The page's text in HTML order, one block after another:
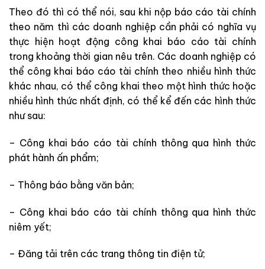
Theo đó thì có thể nói, sau khi nộp báo cáo tài chính
theo năm thì các doanh nghiệp cần phải có nghĩa vụ
thực hiện hoạt động công khai báo cáo tài chính
trong khoảng thời gian nêu trên. Các doanh nghiệp có
thể công khai báo cáo tài chính theo nhiều hình thức
khác nhau, có thể công khai theo một hình thức hoặc
nhiều hình thức nhất định, có thể kể đến các hình thức
như sau:
– Công khai báo cáo tài chính thông qua hình thức
phát hành ấn phẩm;
– Thông báo bằng văn bản;
– Công khai báo cáo tài chính thông qua hình thức
niêm yết;
– Đăng tải trên các trang thông tin điện tử;